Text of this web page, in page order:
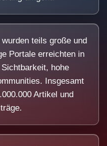
teils große und
Portale erreichten in
hohe
Insgesamt
Artikel und